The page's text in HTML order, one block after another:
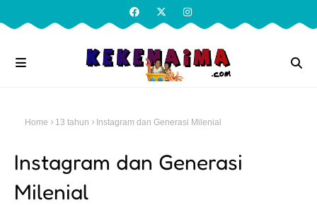
Home 13 tahun Instagram dan Generasi Milenial
Instagram dan Generasi
Milenial